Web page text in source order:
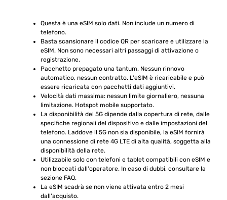
Questa è una eSIM solo dati. Non include un numero di
telefono.
Basta scansionare il codice QR per scaricare e utilizzare la
eSIM. Non sono necessari altri passaggi di attivazione o
registrazione.
Pacchetto prepagato una tantum. Nessun rinnovo
automatico, nessun contratto. L'eSIM è ricaricabile e può
essere ricaricata con pacchetti dati aggiuntivi.
Velocità dati massima: nessun limite giornaliero, nessuna
limitazione. Hotspot mobile supportato.
La disponibilità del 5G dipende dalla copertura di rete, dalle
specifiche regionali del dispositivo e dalle impostazioni del
telefono. Laddove il 5G non sia disponibile, la eSIM fornirà
una connessione di rete 4G LTE di alta qualità, soggetta alla
disponibilità della rete.
Utilizzabile solo con telefoni e tablet compatibili con eSIM e
non bloccati dall'operatore. In caso di dubbi, consultare la
sezione FAQ.
La eSIM scadrà se non viene attivata entro 2 mesi
dall'acquisto.